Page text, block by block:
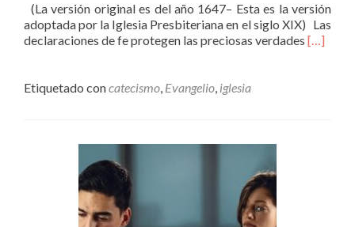
(La versión original es del año 1647– Esta es la versión
adoptada por la Iglesia Presbiteriana en el siglo XIX) Las
declaraciones de fe protegen las preciosas verdades Leer
[…]
Etiquetado concatecismo, Evangelio, iglesia